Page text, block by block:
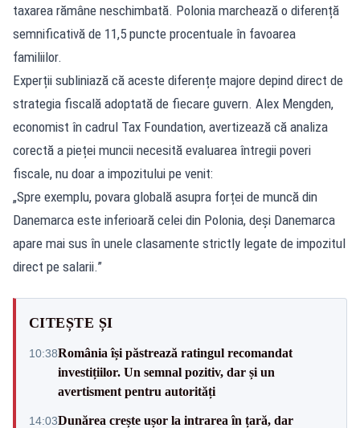
taxarea rămâne neschimbată. Polonia marchează o diferență
semnificativă de 11,5 puncte procentuale în favoarea
familiilor.
Experții subliniază că aceste diferențe majore depind direct de
strategia fiscală adoptată de fiecare guvern. Alex Mengden,
economist în cadrul Tax Foundation, avertizează că analiza
corectă a pieței muncii necesită evaluarea întregii poveri
fiscale, nu doar a impozitului pe venit:
„Spre exemplu, povara globală asupra forței de muncă din
Danemarca este inferioară celei din Polonia, deși Danemarca
apare mai sus în unele clasamente strictly legate de impozitul
direct pe salarii.”
CITEȘTE ȘI
10:38România își păstrează ratingul recomandat
investițiilor. Un semnal pozitiv, dar și un
avertisment pentru autorități
14:03Dunărea crește ușor la intrarea în țară, dar